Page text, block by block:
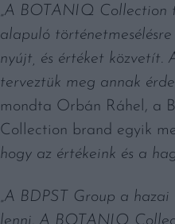
„A BOTANIQ Collection
alapuló
nyújt, és értéket közvetít.
terveztük meg annak
mondta Orbán Ráhel, a
Collection brand egyik
hogy az értékeink és a
„A BDPST Group a hazai